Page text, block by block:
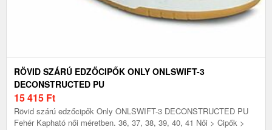
RÖVID SZÁRÚ EDZŐCIPŐK ONLY ONLSWIFT-3
DECONSTRUCTED PU
15 415 Ft
Rövid szárú edzőcipők Only ONLSWIFT-3 DECONSTRUCTED PU
Fehér Kapható női méretben. 36, 37, 38, 39, 40, 41 Női > Cipők >